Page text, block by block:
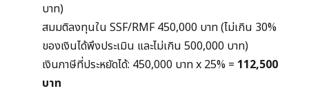
บาท)
สมมติลงทุนใน SSF/RMF 450,000 บาท (ไม่เกิน 30%
ของเงินได้พึงประเมิน และไม่เกิน 500,000 บาท)
เงินภาษีที่ประหยัดได้: 450,000 บาท x 25% = 112,500
บาท